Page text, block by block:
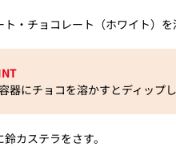
ト・チョコレート（ホワイト）を
器にチョコを溶かすとディップし
カステラをさす。